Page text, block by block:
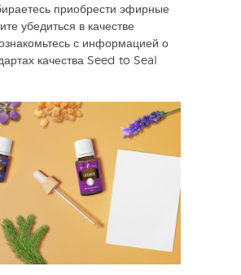
приобрести эфирные
убедиться в качестве
с информацией о
качества Seed to Seal